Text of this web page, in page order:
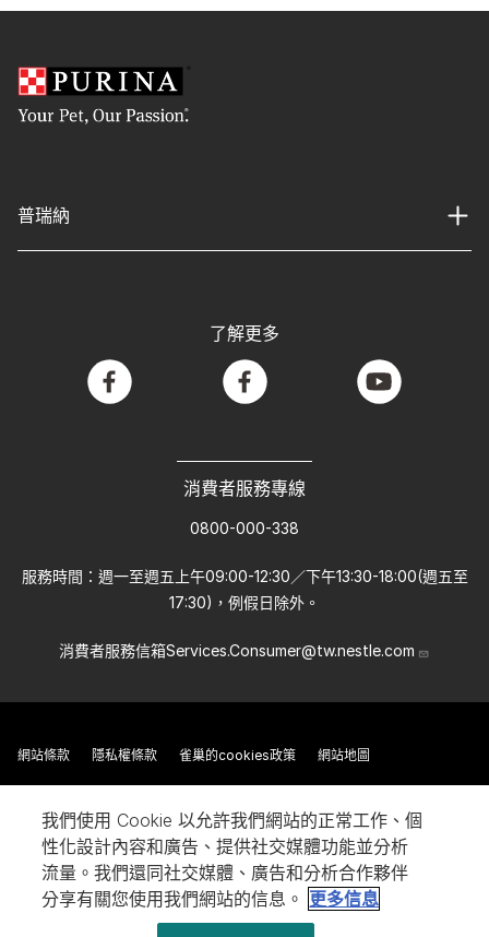
普瑞納
消費者服務專線
0800-000-338
服務時間：週一至週五上午09:00-12:30／下午13:30-18:00(週五至
17:30)，例假日除外。
消費者服務信箱Services.Consumer@tw.nestle.com
了解更多
facebook facebook youtube
網站條款 隱私權條款 雀巢的cookies政策 網站地圖
我們使用 Cookie 以允許我們網站的正常工作、個
性化設計內容和廣告、提供社交媒體功能並分析
流量。我們還同社交媒體、廣告和分析合作夥伴
分享有關您使用我們網站的信息。 更多信息